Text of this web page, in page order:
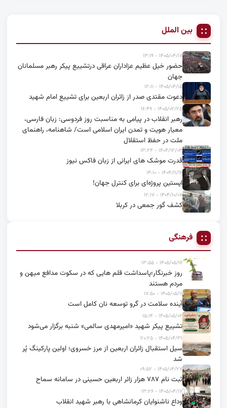
بین الملل
۱۴۰۵/۰۴/۱۷ - ۱۳:۱۹
حضور خیل عظیم عزاداران عراقی درتشییع پیکر رهبر مسلمانان
جهان
۱۴۰۵/۰۴/۱۵ - ۱۲:۱۱
دعوت مقتدی صدر از زائران اربعین برای تشییع امام شهید
۱۴۰۵/۰۲/۲۵ - ۱۶:۴۹
رهبر انقلاب در پیامی به مناسبت روز فردوسی: زبان فارسی،
معیار هویت و تمدن ایران اسلامی است/ شاهنامه، راهنمای
ملت در حفظ استقلال
۱۴۰۴/۱۲/۰۳ - ۱۳:۲۴
قدرت موشک های ایرانی از زبان فاکس نیوز
۱۴۰۴/۱۱/۱۶ - ۱۴:۱۰
اپستین پروژه‌ای برای کنترل جهان!
۱۴۰۴/۱۰/۰۷ - ۱۲:۱۷
کشف گور جمعی در کربلا
فرهنگی
۱۴۰۵/۰۵/۱۶ - ۱۳:۵۵
روز خبرنگار؛پاسداشت قلم هایی که در سکوت مدافع میهن و
مردم هستند
۱۴۰۵/۰۵/۱۱ - ۱۷:۵۰
آینده سلامت در گرو توسعه نان کامل است
۱۴۰۵/۰۵/۰۲ - ۱۵:۱۴
تشییع پیکر شهید «امیرمهدی سالمی» شنبه برگزار می‌شود
۱۴۰۵/۰۴/۳۱ - ۲۰:۲۵
سیل استقبال زائران اربعین از مرز خسروی؛ اولین پارکینگ پُر
شد
۱۴۰۵/۰۴/۲۷ - ۰۹:۵۲
ثبت نام ۷۸۷ هزار زائر اربعین حسینی در سامانه سماح
۱۴۰۵/۰۴/۱۷ - ۱۳:۲۶
وداع ناشنوایان کرمانشاهی با رهبر شهید انقلاب